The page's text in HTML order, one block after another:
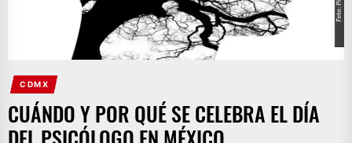
CDMX
CUÁNDO Y POR QUÉ SE CELEBRA EL DÍA